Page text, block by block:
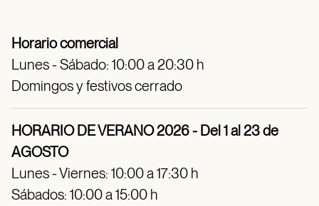
Horario comercial
Lunes - Sábado: 10:00 a 20:30 h
Domingos y festivos cerrado
HORARIO DE VERANO 2026 - Del 1 al 23 de
AGOSTO
Lunes - Viernes: 10:00 a 17:30 h
Sábados: 10:00 a 15:00 h